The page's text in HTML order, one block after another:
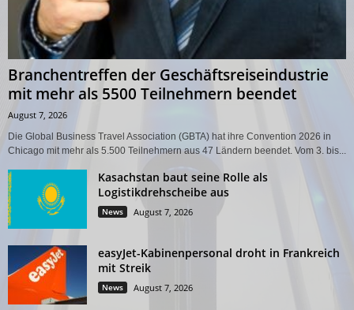
Branchentreffen der Geschäftsreiseindustrie
mit mehr als 5500 Teilnehmern beendet
August 7, 2026
Die Global Business Travel Association (GBTA) hat ihre Convention 2026 in
Chicago mit mehr als 5.500 Teilnehmern aus 47 Ländern beendet. Vom 3. bis...
Kasachstan baut seine Rolle als
Logistikdrehscheibe aus
News August 7, 2026
easyJet-Kabinenpersonal droht in Frankreich
mit Streik
News August 7, 2026